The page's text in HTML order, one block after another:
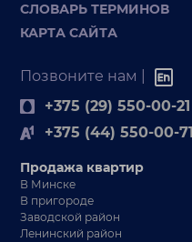
СЛОВАРЬ ТЕРМИНОВ
КАРТА САЙТА
Позвоните нам |
+375 (29) 550-00-21
+375 (44) 550-00-71
Продажа квартир
В Минске
В пригороде
Заводской район
Ленинский район